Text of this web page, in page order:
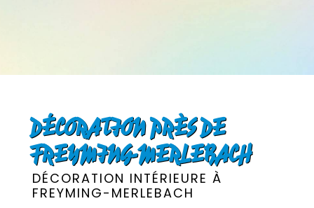
DÉCORATION PRÈS DE
FREYMING-MERLEBACH
DÉCORATION INTÉRIEURE À
FREYMING-MERLEBACH